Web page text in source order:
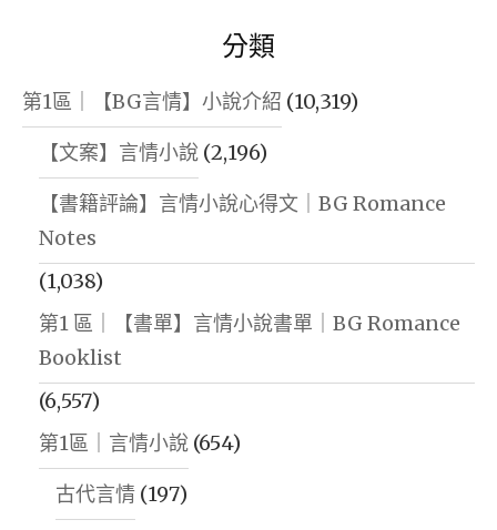
分類
第1區｜【BG言情】小說介紹 (10,319)
【文案】言情小說 (2,196)
【書籍評論】言情小說心得文｜BG Romance
Notes
(1,038)
第1 區｜【書單】言情小說書單｜BG Romance
Booklist
(6,557)
第1區｜言情小說 (654)
古代言情 (197)